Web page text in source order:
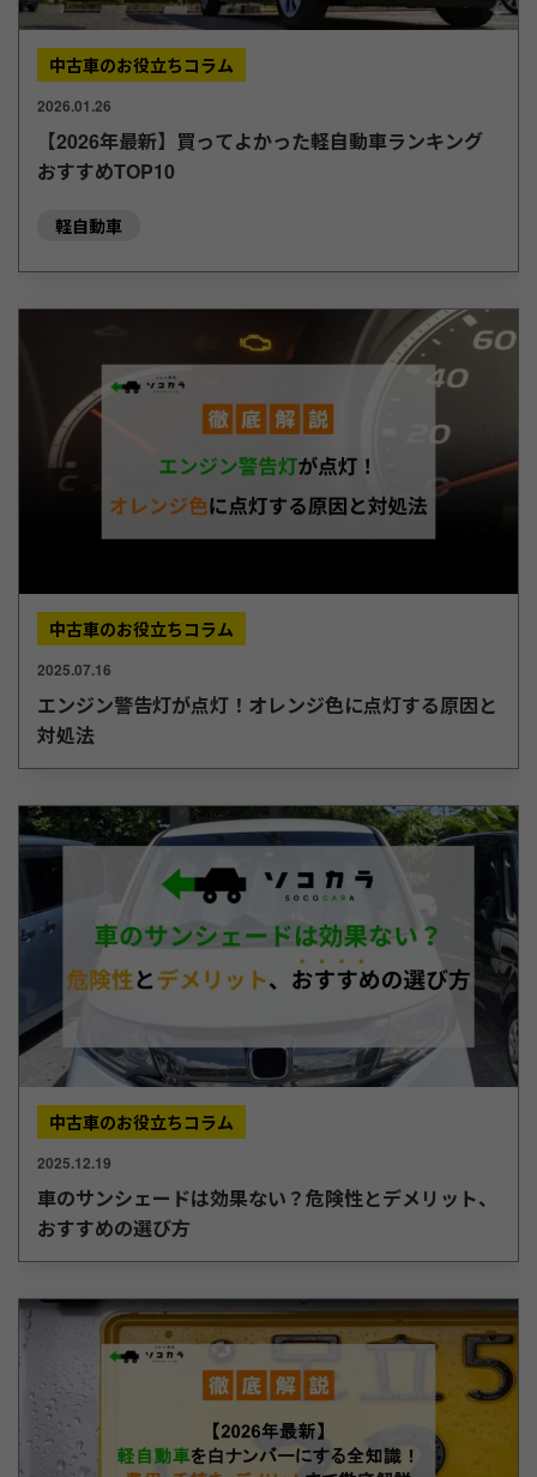
中古車のお役立ちコラム
2026.01.26
【2026年最新】買ってよかった軽自動車ランキング
おすすめTOP10
軽自動車
中古車のお役立ちコラム
2025.07.16
エンジン警告灯が点灯！オレンジ色に点灯する原因と
対処法
中古車のお役立ちコラム
2025.12.19
車のサンシェードは効果ない？危険性とデメリット、
おすすめの選び方